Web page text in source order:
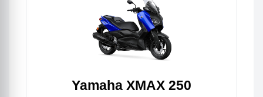
Yamaha XMAX 250